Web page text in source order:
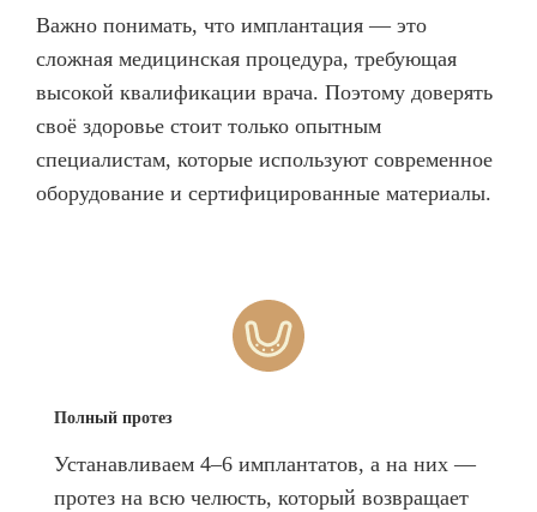
Важно понимать, что имплантация — это
сложная медицинская процедура, требующая
высокой квалификации врача. Поэтому доверять
своё здоровье стоит только опытным
специалистам, которые используют современное
оборудование и сертифицированные материалы.
Полный протез
Устанавливаем 4–6 имплантатов, а на них —
протез на всю челюсть, который возвращает